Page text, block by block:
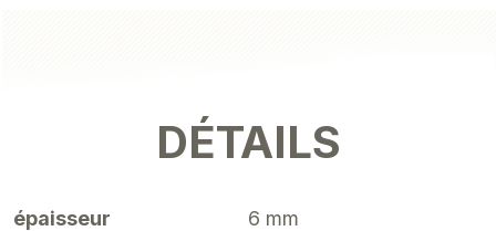
DÉTAILS
épaisseur 6 mm